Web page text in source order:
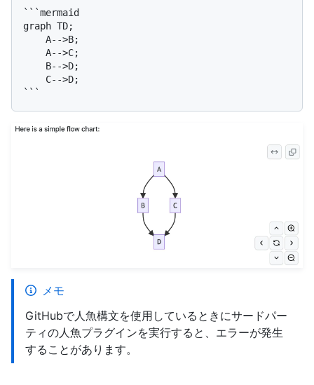
```mermaid
graph TD;
メモ
GitHubで人魚構文を使用しているときにサードパー
ティの人魚プラグインを実行すると、エラーが発生
することがあります。